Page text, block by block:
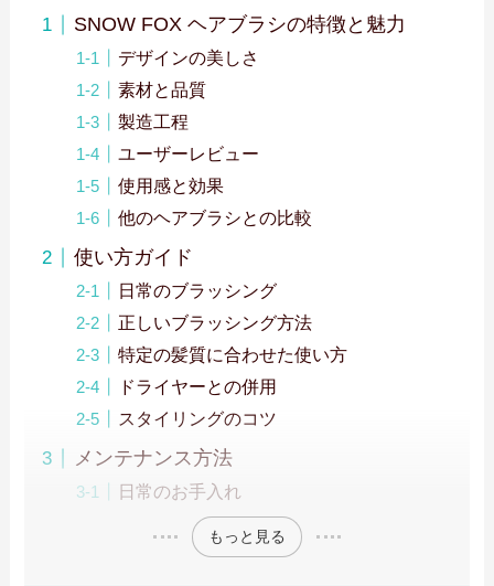
SNOW FOX ヘアブラシの特徴と魅力
デザインの美しさ
素材と品質
製造工程
ユーザーレビュー
使用感と効果
他のヘアブラシとの比較
使い方ガイド
日常のブラッシング
正しいブラッシング方法
特定の髪質に合わせた使い方
ドライヤーとの併用
スタイリングのコツ
メンテナンス方法
日常のお手入れ
もっと見る